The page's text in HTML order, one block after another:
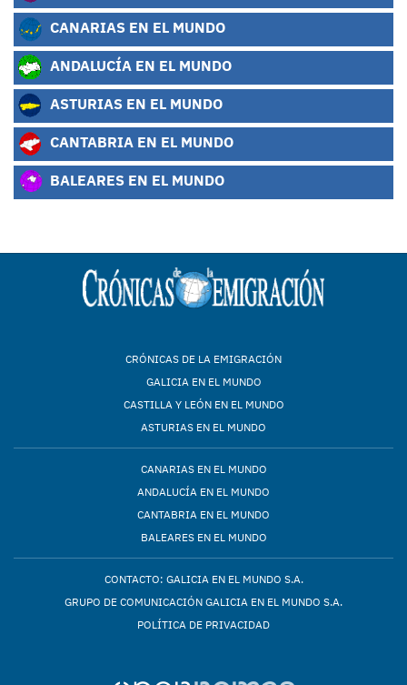
CANARIAS EN EL MUNDO
ANDALUCÍA EN EL MUNDO
ASTURIAS EN EL MUNDO
CANTABRIA EN EL MUNDO
BALEARES EN EL MUNDO
CRÓNICAS DE LA EMIGRACIÓN
GALICIA EN EL MUNDO
CASTILLA Y LEÓN EN EL MUNDO
ASTURIAS EN EL MUNDO
CANARIAS EN EL MUNDO
ANDALUCÍA EN EL MUNDO
CANTABRIA EN EL MUNDO
BALEARES EN EL MUNDO
CONTACTO: GALICIA EN EL MUNDO S.A.
GRUPO DE COMUNICACIÓN GALICIA EN EL MUNDO S.A.
POLÍTICA DE PRIVACIDAD